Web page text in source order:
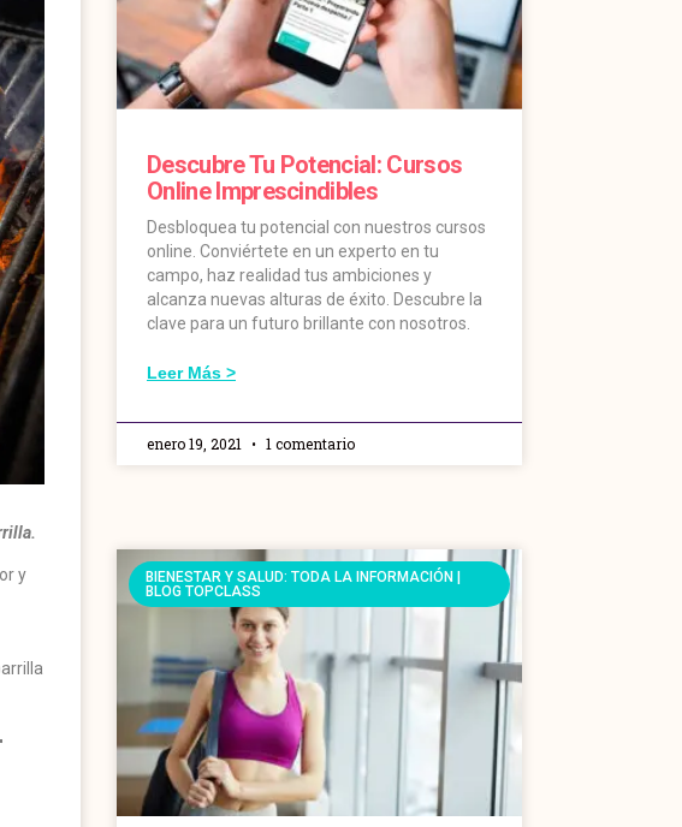
y
Descubre Tu Potencial: Cursos
Online Imprescindibles
Desbloquea tu potencial con nuestros cursos
online. Conviértete en un experto en tu
campo, haz realidad tus ambiciones y
alcanza nuevas alturas de éxito. Descubre la
clave para un futuro brillante con nosotros.
Leer Más >
enero 19, 2021 1 comentario
BIENESTAR Y SALUD: TODA LA INFORMACIÓN |
BLOG TOPCLASS